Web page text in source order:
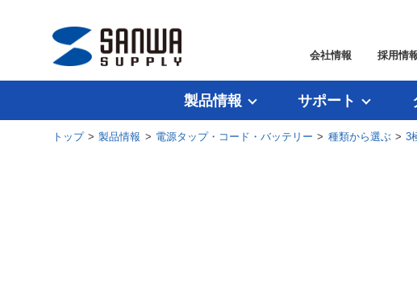
会社情報 採用情
製品情報 サポート
トップ>製品情報 > 電源タップ・コード・バッテリー > 種類から選ぶ>3